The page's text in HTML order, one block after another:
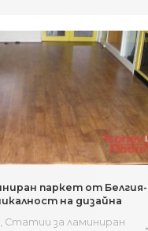
паркет от Белгия-
на дизайна
, Статии за ламиниран